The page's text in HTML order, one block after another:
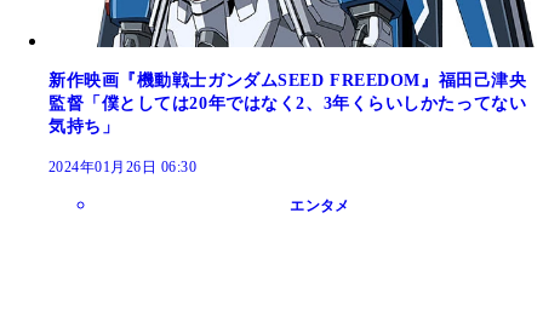
新作映画『機動戦士ガンダムSEED FREEDOM』福田己津央
監督「僕としては20年ではなく2、3年くらいしかたってない
気持ち」
2024年01月26日 06:30
エンタメ